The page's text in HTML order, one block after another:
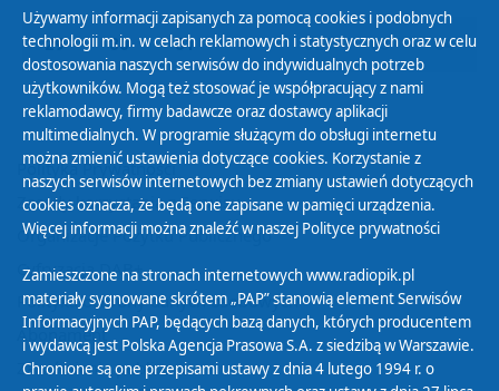
29 30 31 01 02 03 04
Polityka Prywatności
Zasady korzystania z Serwisu
Organizacje Pożytku Publicznego
Cyfryzacja DAB+
Polityka ochrony danych osobowych
Abonament
Zamówienia publiczne
Używamy informacji zapisanych za pomocą cookies i podobnych
technologii m.in. w celach reklamowych i statystycznych oraz w celu
dostosowania naszych serwisów do indywidualnych potrzeb
użytkowników. Mogą też stosować je współpracujący z nami
reklamodawcy, firmy badawcze oraz dostawcy aplikacji
multimedialnych. W programie służącym do obsługi internetu
można zmienić ustawienia dotyczące cookies. Korzystanie z
naszych serwisów internetowych bez zmiany ustawień dotyczących
cookies oznacza, że będą one zapisane w pamięci urządzenia.
Więcej informacji można znaleźć w naszej Polityce prywatności
Zamieszczone na stronach internetowych www.radiopik.pl
materiały sygnowane skrótem „PAP” stanowią element Serwisów
Informacyjnych PAP, będących bazą danych, których producentem
i wydawcą jest Polska Agencja Prasowa S.A. z siedzibą w Warszawie.
Chronione są one przepisami ustawy z dnia 4 lutego 1994 r. o